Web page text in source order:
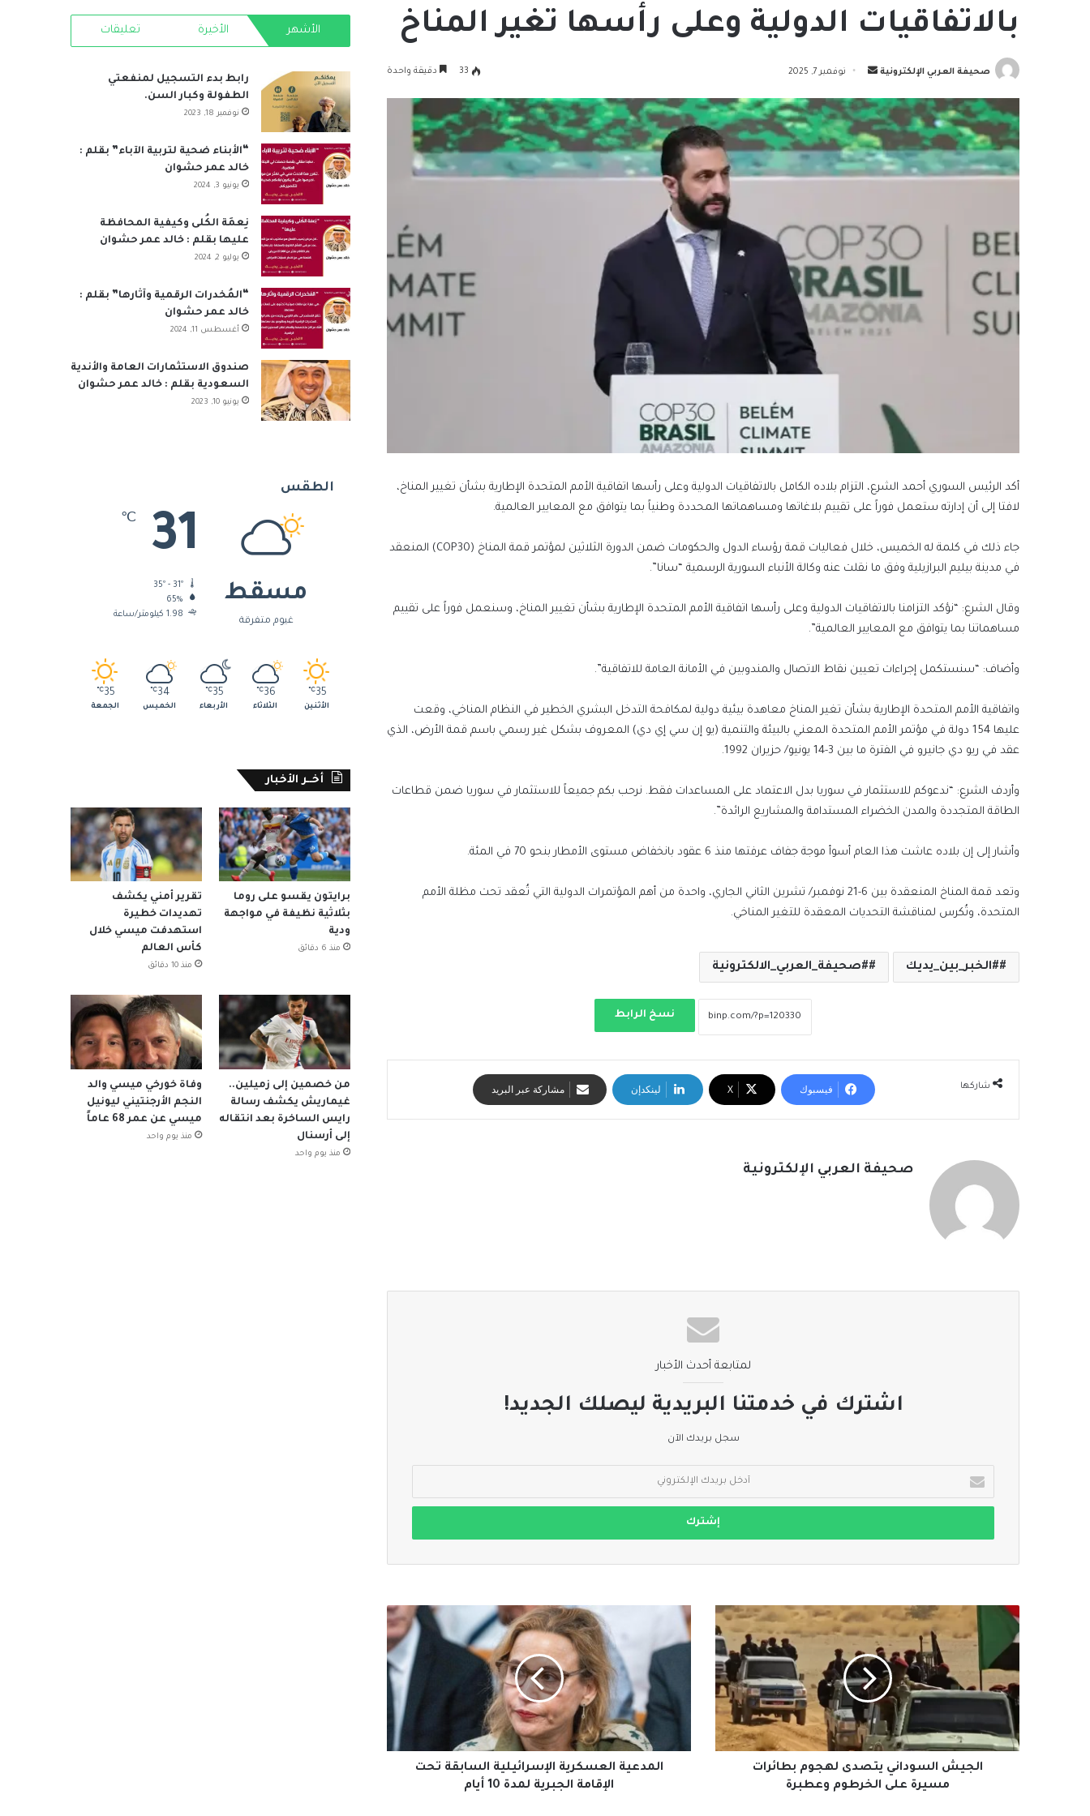
بالاتفاقيات الدولية وعلى رأسها تغير المناخ
صحيفة العربي الإلكترونية
أرسل
إلكترونيا
نوفمبر 7, 2025 33 دقيقة واحدة
أكد الرئيس السوري أحمد الشرع، التزام بلاده الكامل بالاتفاقيات الدولية وعلى رأسها اتفاقية الأمم المتحدة الإطارية بشأن تغيير المناخ،
لافتا إلى أن إدارته ستعمل فوراً على تقييم بلاغاتها ومساهماتها المحددة وطنياً بما يتوافق مع المعايير العالمية.
جاء ذلك في كلمة له الخميس، خلال فعاليات قمة رؤساء الدول والحكومات ضمن الدورة الثلاثين لمؤتمر قمة المناخ (COP30) المنعقد
في مدينة بيليم البرازيلية وفق ما نقلت عنه وكالة الأنباء السورية الرسمية “سانا”.
وقال الشرع: “نؤكد التزامنا بالاتفاقيات الدولية وعلى رأسها اتفاقية الأمم المتحدة الإطارية بشأن تغيير المناخ، وسنعمل فوراً على تقييم
مساهماتنا بما يتوافق مع المعايير العالمية”.
وأضاف: “سنستكمل إجراءات تعيين نقاط الاتصال والمندوبين في الأمانة العامة للاتفاقية”.
واتفاقية الأمم المتحدة الإطارية بشأن تغير المناخ معاهدة بيئية دولية لمكافحة التدخل البشري الخطير في النظام المناخي، وقعت
عليها 154 دولة في مؤتمر الأمم المتحدة المعني بالبيئة والتنمية (يو إن سي إي دي) المعروف بشكل غير رسمي باسم قمة الأرض، الذي
عقد في ريو دي جانيرو في الفترة ما بين 3-14 يونيو/ حزيران 1992.
وأردف الشرع: “ندعوكم للاستثمار في سوريا بدل الاعتماد على المساعدات فقط. نرحب بكم جميعاً للاستثمار في سوريا ضمن قطاعات
الطاقة المتجددة والمدن الخضراء المستدامة والمشاريع الرائدة”.
وأشار إلى إن بلاده عاشت هذا العام أسوأ موجة جفاف عرفتها منذ 6 عقود بانخفاض مستوى الأمطار بنحو 70 في المئة.
وتعد قمة المناخ المنعقدة بين 6-21 نوفمبر/ تشرين الثاني الجاري، واحدة من أهم المؤتمرات الدولية التي تُعقد تحت مظلة الأمم
المتحدة، وتُكرس لمناقشة التحديات المعقدة للتغير المناخي.
#الخبر_بين_يديك #صحيفة_العربي_الالكترونية
نسخ الرابط
شاركها فيسبوك ‫X لينكدإن مشاركة عبر البريد
صحيفة العربي الإلكترونية
لمتابعة أحدث الأخبار
اشترك في خدمتنا البريدية ليصلك الجديد!
سجل بريدك الآن
بريدك
الإلكتروني
الجيش
السوداني
يتصدى
لهجوم
بطائرات
مسيرة
على
الخرطوم
وعطبرة
الجيش السوداني يتصدى لهجوم بطائرات
مسيرة على الخرطوم وعطبرة
المدعية
العسكرية
الإسرائيلية
الإقامة
الجبرية
10
المدعية العسكرية الإسرائيلية السابقة تحت
الإقامة الجبرية لمدة 10 أيام
RSS
الأشهر الأخيرة تعليقات
رابط بدء التسجيل لمنفعتي
الطفولة وكبار السن.
نوفمبر 18, 2023
“الأبناء ضحية لتربية الآباء” بقلم :
خالد عمر حشوان
يونيو 3, 2024
نِعمَة الكُلى وكيفية المحافظة
عليها بقلم : خالد عمر حشوان
يوليو 2, 2024
“المُخدرات الرقمية وآثارها” بقلم :
خالد عمر حشوان
أغسطس 11, 2024
صندوق الاستثمارات العامة والأندية
السعودية بقلم : خالد عمر حشوان
يونيو 10, 2023
الطقس
مسقط
غيوم متفرقة
31
℃
65%
1.98 كيلومتر/ساعة
35
℃
الأثنين
36
℃
الثلاثاء
35
℃
الأربعاء
34
℃
الخميس
35
℃
الجمعة
أخــر الأخبار
برايتون يقسو على روما
بثلاثية نظيفة في مواجهة
ودية
منذ 6 دقائق
تقرير أمني يكشف
تهديدات خطيرة
استهدفت ميسي خلال
كأس العالم
منذ 10 دقائق
من خصمين إلى زميلين..
غيماريش يكشف رسالة
رايس الساخرة بعد انتقاله
إلى أرسنال
منذ يوم واحد
وفاة خورخي ميسي والد
النجم الأرجنتيني ليونيل
ميسي عن عمر 68 عاماً
منذ يوم واحد